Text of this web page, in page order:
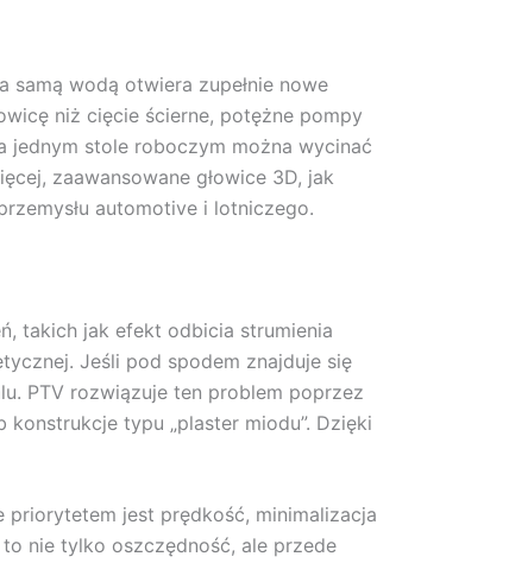
wodą otwiera zupełnie nowe
niż cięcie ścierne, potężne pompy
jednym stole roboczym można wycinać
zaawansowane głowice 3D, jak
automotive i lotniczego.
takich jak efekt odbicia strumienia
Jeśli pod spodem znajduje się
PTV rozwiązuje ten problem poprzez
typu „plaster miodu”. Dzięki
jest prędkość, minimalizacja
nie tylko oszczędność, ale przede